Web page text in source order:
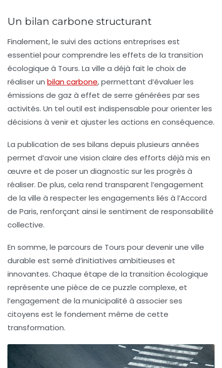
Un bilan carbone structurant
Finalement, le suivi des actions entreprises est
essentiel pour comprendre les effets de la transition
écologique à Tours. La ville a déjà fait le choix de
réaliser un bilan carbone, permettant d’évaluer les
émissions de gaz à effet de serre générées par ses
activités. Un tel outil est indispensable pour orienter les
décisions à venir et ajuster les actions en conséquence.
La publication de ses bilans depuis plusieurs années
permet d’avoir une vision claire des efforts déjà mis en
œuvre et de poser un diagnostic sur les progrès à
réaliser. De plus, cela rend transparent l’engagement
de la ville à respecter les engagements liés à l’Accord
de Paris, renforçant ainsi le sentiment de responsabilité
collective.
En somme, le parcours de Tours pour devenir une ville
durable est semé d’initiatives ambitieuses et
innovantes. Chaque étape de la transition écologique
représente une pièce de ce puzzle complexe, et
l’engagement de la municipalité à associer ses
citoyens est le fondement même de cette
transformation.